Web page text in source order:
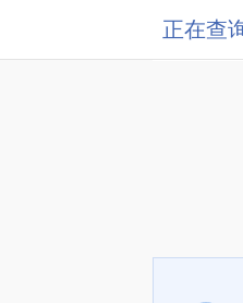
正在查